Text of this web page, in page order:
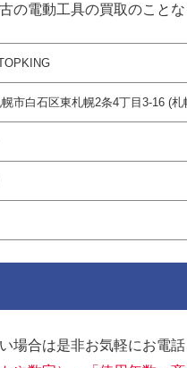
の電動工具の買取のこと
市白石区東札幌2条4丁目3-16 (
場合は是非お気軽にお電話